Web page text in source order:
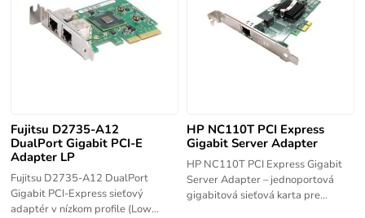
Fujitsu D2735-A12
DualPort Gigabit PCI-E
Adapter LP
Fujitsu D2735-A12 DualPort
Gigabit PCI-Express sieťový
adaptér v nízkom profile (Low
HP NC110T PCI Express
Gigabit Server Adapter
HP NC110T PCI Express Gigabit
Server Adapter – jednoportová
gigabitová sieťová karta pre